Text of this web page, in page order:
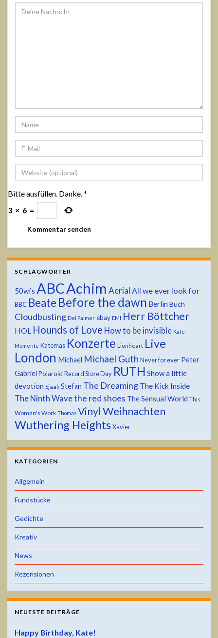
Bitte ausfüllen. Danke.*
3 × 6 =
SCHLAGWÖRTER
50wfs ABCAchim Aerial All we ever look for
BBC Beate Before the dawn Berlin Buch
Cloudbusting Del Palmer ebay EMI Herr Böttcher
HOL Hounds of Love How to be invisible Kate-
Momente Katemas Konzerte Lionheart Live
London Michael Michael Guth Never for ever Peter
Gabriel Polaroid Record Store Day RUTH Show a little
devotion Sjaak Stefan The Dreaming The Kick Inside
The Ninth Wavethe red shoes The Sensual World This
Woman's Work Thomas VinylWeihnachten
Wuthering Heights Xavier
KATEGORIEN
Allgemein
Fundstücke
Gedichte
Kreativ
News
Rezensionen
NEUESTE BEITRÄGE
Happy Birthday, Kate!